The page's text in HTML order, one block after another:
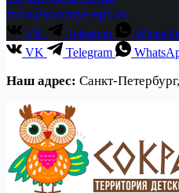
info@socratys-spb.ru
VK Telegram
VK
Telegram
Наш адрес: Санкт-